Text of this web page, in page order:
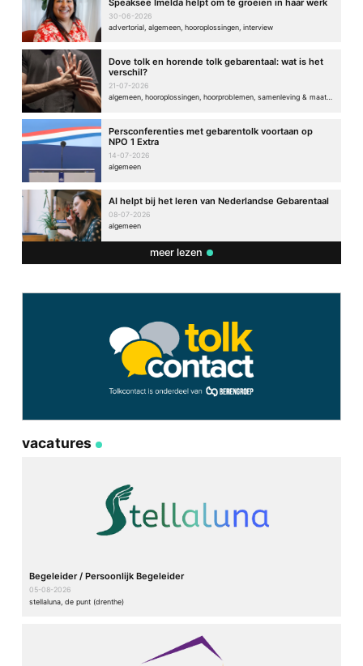
Speaksee Imelda helpt om te groeien in haar werk
30-06-2026
advertorial, algemeen, hooroplossingen, interview
Dove tolk en horende tolk gebarentaal: wat is het
verschil?
21-07-2026
algemeen, hooroplossingen, hoorproblemen, samenleving & maatschappij
Persconferenties met gebarentolk voortaan op
NPO 1 Extra
14-07-2026
algemeen
AI helpt bij het leren van Nederlandse Gebarentaal
08-07-2026
algemeen
meer lezen
vacatures
Begeleider / Persoonlijk Begeleider
05-08-2026
stellaluna, de punt (drenthe)